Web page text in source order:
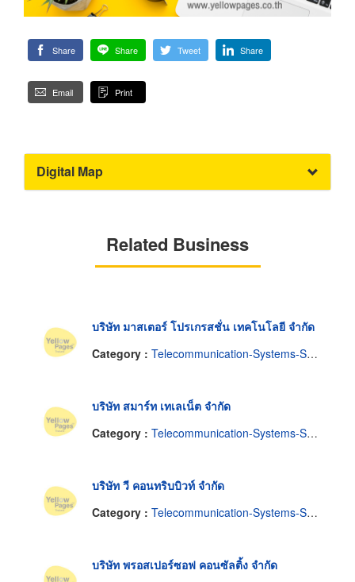
Share Share Tweet Share
Email Print
Digital Map
Related Business
บริษัท มาสเตอร์ โปรเกรสชั่น เทคโนโลยี จำกัด
Category : Telecommunication-Systems-Service & Consultants
บริษัท สมาร์ท เทเลเน็ต จำกัด
Category : Telecommunication-Systems-Service & Consultants
บริษัท วี คอนทริบบิวท์ จำกัด
Category : Telecommunication-Systems-Service & Consultants
บริษัท พรอสเปอร์ซอฟ คอนซัลติ้ง จำกัด